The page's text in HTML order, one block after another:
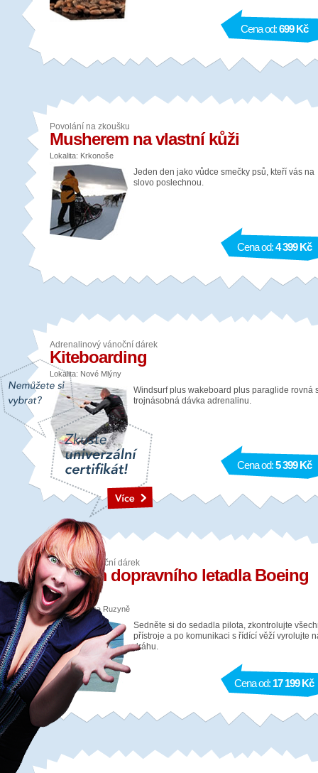
Cena od:699 Kč
Povolání na zkoušku
Musherem na vlastní kůži
Lokalita: Krkonoše
Jeden den jako vůdce smečky psů, kteří vás na
slovo poslechnou.
Cena od:4 399 Kč
Adrenalinový vánoční dárek
Kiteboarding
Lokalita: Nové Mlýny
Windsurf plus wakeboard plus paraglide rovná
trojnásobná dávka adrenalinu.
Cena od:5 399 Kč
Vzdušný vánoční dárek
Pilotem dopravního letadla Boeing
737
Lokalita: Praha Ruzyně
Sedněte si do sedadla pilota, zkontrolujte
přístroje a po komunikaci s řídící věží vyrolujte
dráhu.
Cena od: 17 199 Kč